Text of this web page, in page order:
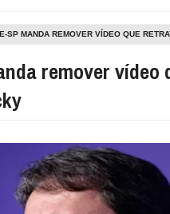
SP MANDA REMOVER VÍDEO QUE
remover